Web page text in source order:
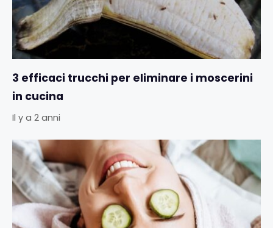
3 efficaci trucchi per eliminare i moscerini
in cucina
Il y a 2 anni